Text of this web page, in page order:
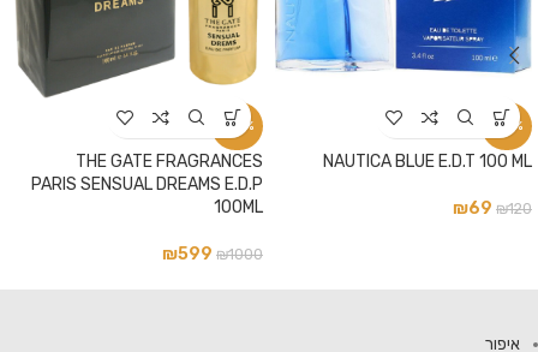
-42%
NAUTICA BLUE E.D.T 100 ML
₪120
₪69
-40%
THE GATE FRAGRANCES
PARIS SENSUAL DREAMS E.D.P
100ML
₪1000
₪599
איפור